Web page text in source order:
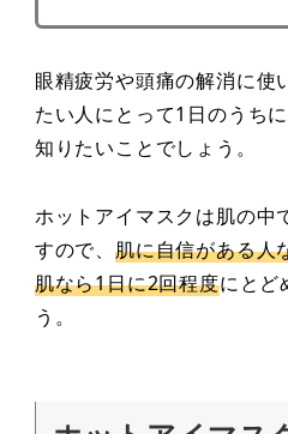
眼精疲労や頭痛の解消に使
たい人にとって1日のうち
知りたいことでしょう。
ホットアイマスクは肌の中
すので、 肌に自信がある人
肌なら1日に2回程度にとど
う。